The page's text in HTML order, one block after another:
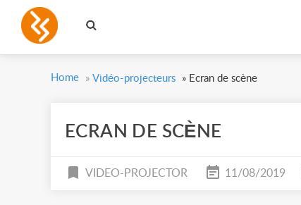
Home » Vidéo-projecteurs » Ecran de scène
ECRAN DE SCÈNE
VIDEO-PROJECTOR 11/08/2019